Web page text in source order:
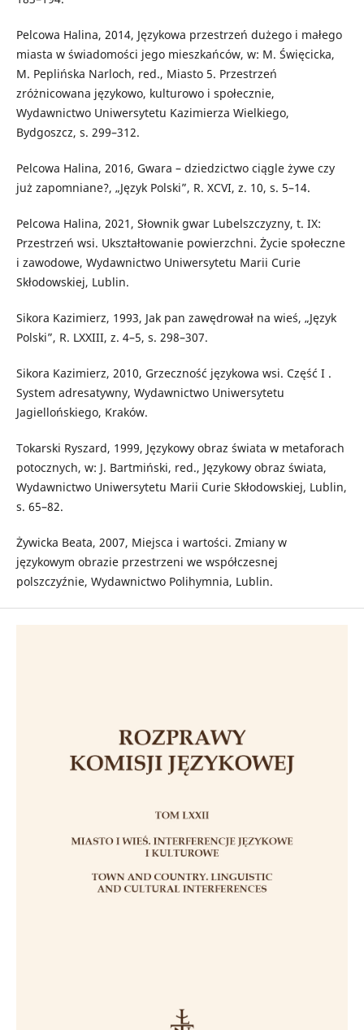
Pelcowa Halina, 2014, Językowa przestrzeń dużego i małego
miasta w świadomości jego mieszkańców, w: M. Święcicka,
M. Peplińska Narloch, red., Miasto 5. Przestrzeń
zróżnicowana językowo, kulturowo i społecznie,
Wydawnictwo Uniwersytetu Kazimierza Wielkiego,
Bydgoszcz, s. 299–312.
Pelcowa Halina, 2016, Gwara – dziedzictwo ciągle żywe czy
już zapomniane?, „Język Polski”, R. XCVI, z. 10, s. 5–14.
Pelcowa Halina, 2021, Słownik gwar Lubelszczyzny, t. IX:
Przestrzeń wsi. Ukształtowanie powierzchni. Życie społeczne
i zawodowe, Wydawnictwo Uniwersytetu Marii Curie
Skłodowskiej, Lublin.
Sikora Kazimierz, 1993, Jak pan zawędrował na wieś, „Język
Polski”, R. LXXIII, z. 4–5, s. 298–307.
Sikora Kazimierz, 2010, Grzeczność językowa wsi. Część I .
System adresatywny, Wydawnictwo Uniwersytetu
Jagiellońskiego, Kraków.
Tokarski Ryszard, 1999, Językowy obraz świata w metaforach
potocznych, w: J. Bartmiński, red., Językowy obraz świata,
Wydawnictwo Uniwersytetu Marii Curie Skłodowskiej, Lublin,
s. 65–82.
Żywicka Beata, 2007, Miejsca i wartości. Zmiany w
językowym obrazie przestrzeni we współczesnej
polszczyźnie, Wydawnictwo Polihymnia, Lublin.